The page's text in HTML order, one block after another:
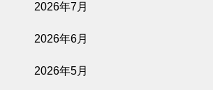
2026年7月
2026年6月
2026年5月